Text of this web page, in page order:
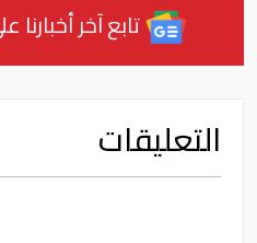
تابع آخر
التعليقات